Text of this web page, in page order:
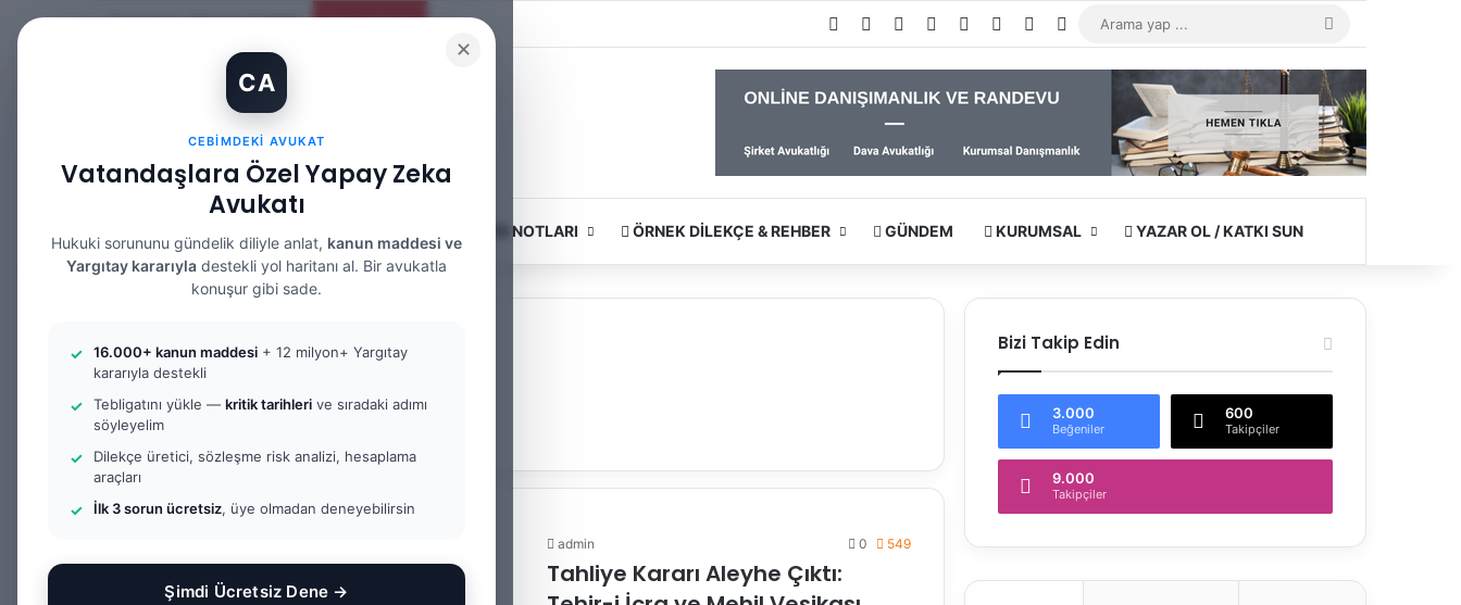
✕
CA
CEBIMDEKI AVUKAT
Vatandaşlara Özel Yapay Zeka
Avukatı
Hukuki sorununu gündelik diliyle anlat, kanun maddesi ve
Yargıtay kararıyla destekli yol haritanı al. Bir avukatla
konuşur gibi sade.
16.000+ kanun maddesi + 12 milyon+ Yargıtay
kararıyla destekli
Tebligatını yükle — kritik tarihleri ve sıradaki adımı
söyleyelim
Dilekçe üretici, sözleşme risk analizi, hesaplama
araçları
İlk 3 sorun ücretsiz, üye olmadan deneyebilirsin
Şimdi Ücretsiz Dene →
Cumartesi, Ağustos 8 2026 Güncel Makale Facebook YouTubeInstagramWhatsApp
Kayıt OlRastgele Makale
Kenar Bölmesi
...
HUKUK DERS NOTLARI ÖRNEK DILEKÇE & REHBER GÜNDEM KURUMSAL YAZAR OL / KATKI SUN
Hap Bilgi
admin 0 549
Tahliye Kararı Aleyhe Çıktı:
Bizi Takip Edin
3.000
Beğeniler
600
Takipçiler
9.000
Takipçiler